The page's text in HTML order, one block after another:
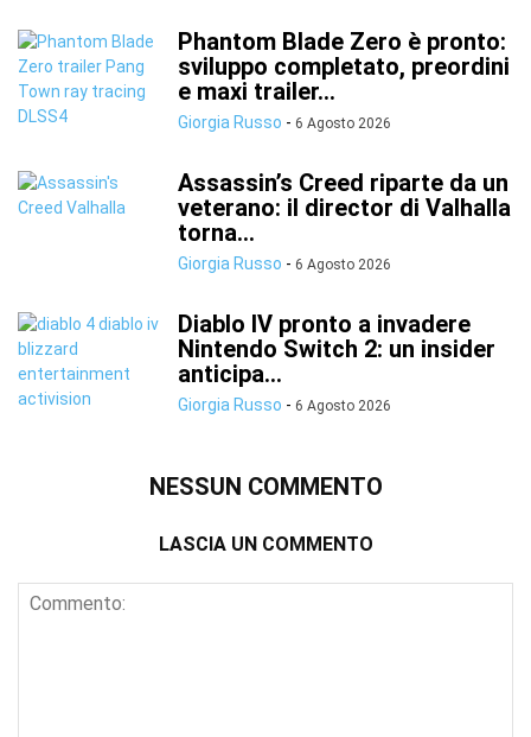
Phantom Blade Zero è pronto:
sviluppo completato, preordini
e maxi trailer...
Giorgia Russo - 6 Agosto 2026
Assassin’s Creed riparte da un
veterano: il director di Valhalla
torna...
Giorgia Russo - 6 Agosto 2026
Diablo IV pronto a invadere
Nintendo Switch 2: un insider
anticipa...
Giorgia Russo - 6 Agosto 2026
NESSUN COMMENTO
LASCIA UN COMMENTO